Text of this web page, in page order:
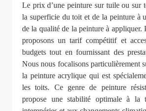
Le prix d’une peinture sur tuile ou sur
la superficie du toit et de la peinture à
de la qualité de la peinture à appliquer.
proposons un tarif compétitif et
budgets tout en fournissant des
Nous nous focalisons particulièrement
la peinture acrylique qui est
les toits. Ce genre de peinture
propose une stabilité optimale à la